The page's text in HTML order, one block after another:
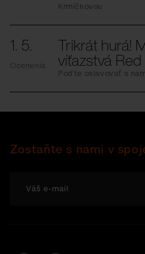
Krmíčkovou
1. 5.
Ocenenia
Trikrát hurá!
víťazstvá Red
Poďte oslavovať s
Zostaňte s nami v